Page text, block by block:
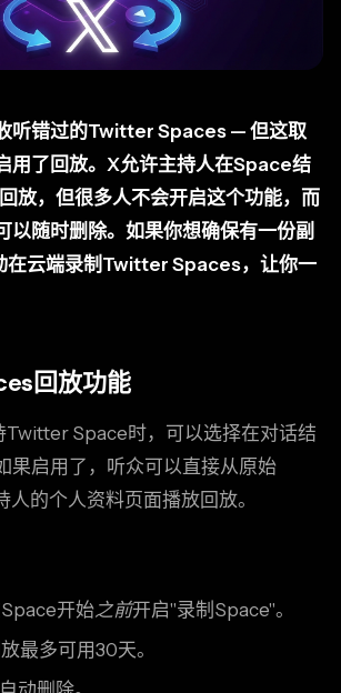
听错过的Twitter Spaces — 但这取
用了回放。X允许主持人在Space结
放，但很多人不会开启这个功能，而
以随时删除。如果你想确保有一份副
在云端录制Twitter Spaces，让你一
回放功能
Twitter Space时，可以选择在对话结
果启用了，听众可以直接从原始
的个人资料页面播放回放。
开始之前开启"录制Space"。
最多可用30天。